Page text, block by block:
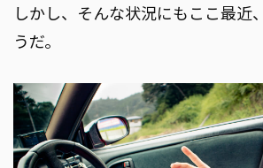
しかし、そんな状況にもここ最近
うだ。